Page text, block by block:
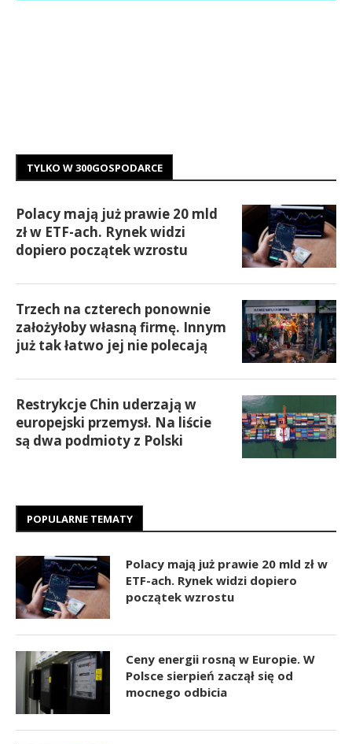
TYLKO W 300GOSPODARCE
Polacy mają już prawie 20 mld
zł w ETF-ach. Rynek widzi
dopiero początek wzrostu
Trzech na czterech ponownie
założyłoby własną firmę. Innym
już tak łatwo jej nie polecają
Restrykcje Chin uderzają w
europejski przemysł. Na liście
są dwa podmioty z Polski
POPULARNE TEMATY
Polacy mają już prawie 20 mld zł w
ETF-ach. Rynek widzi dopiero
początek wzrostu
Ceny energii rosną w Europie. W
Polsce sierpień zaczął się od
mocnego odbicia